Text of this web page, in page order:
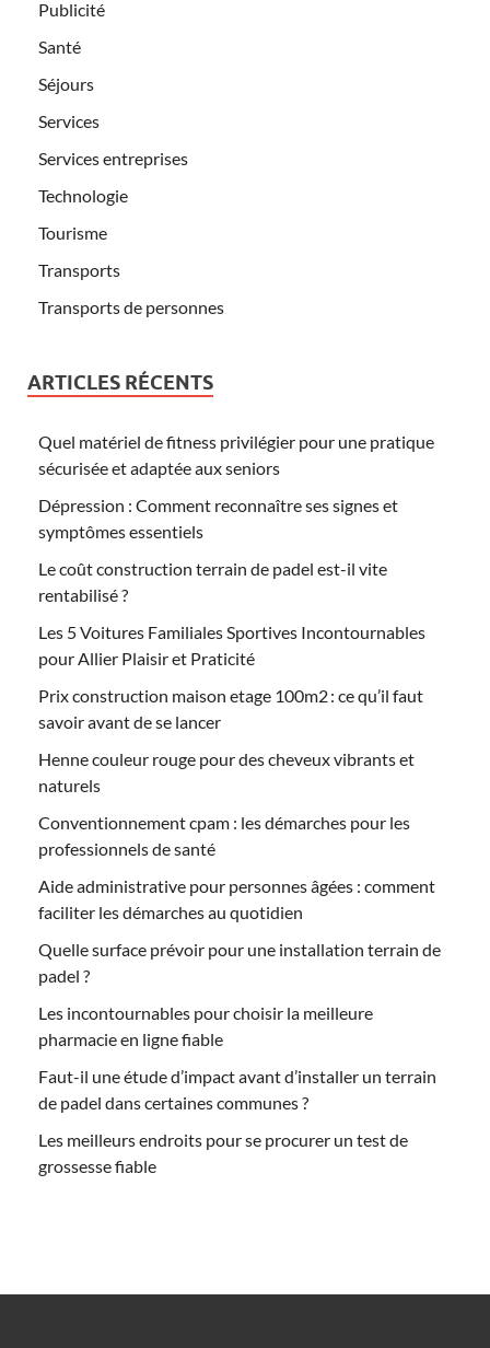
Publicité
Santé
Séjours
Services
Services entreprises
Technologie
Tourisme
Transports
Transports de personnes
ARTICLES RÉCENTS
Quel matériel de fitness privilégier pour une pratique
sécurisée et adaptée aux seniors
Dépression : Comment reconnaître ses signes et
symptômes essentiels
Le coût construction terrain de padel est-il vite
rentabilisé ?
Les 5 Voitures Familiales Sportives Incontournables
pour Allier Plaisir et Praticité
Prix construction maison etage 100m2 : ce qu’il faut
savoir avant de se lancer
Henne couleur rouge pour des cheveux vibrants et
naturels
Conventionnement cpam : les démarches pour les
professionnels de santé
Aide administrative pour personnes âgées : comment
faciliter les démarches au quotidien
Quelle surface prévoir pour une installation terrain de
padel ?
Les incontournables pour choisir la meilleure
pharmacie en ligne fiable
Faut-il une étude d’impact avant d’installer un terrain
de padel dans certaines communes ?
Les meilleurs endroits pour se procurer un test de
grossesse fiable